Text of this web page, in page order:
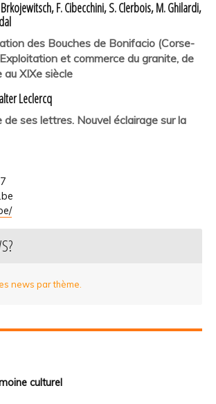
F. Cibecchini, S. Clerbois, M. Ghilardi,
des Bouches de Bonifacio (Corse-
et commerce du granite, de
au XIXe siècle
Leclercq
de ses lettres. Nouvel éclairage sur la
news par thème.
culturel